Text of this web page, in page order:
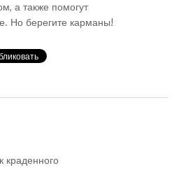
а также помогут
Но берегите карманы!
краденного